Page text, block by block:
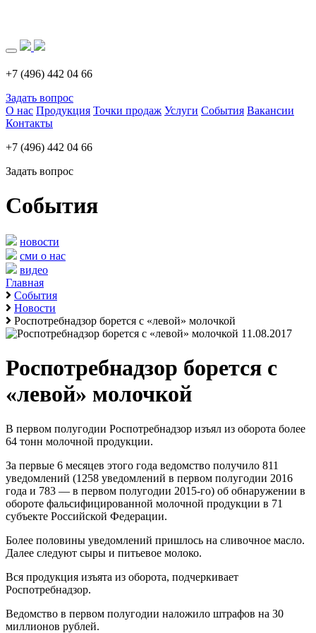
+7 (496) 442 04 66
Задать вопрос
О нас Продукция Точки продаж Услуги События Вакансии
Контакты
+7 (496) 442 04 66
Задать вопрос
События
новости
сми о нас
видео
Главная
События
Новости
Роспотребнадзор борется с «левой» молочкой
11.08.2017
Роспотребнадзор борется с
«левой» молочкой
В первом полугодии Роспотребнадзор изъял из оборота более
64 тонн молочной продукции.
За первые 6 месяцев этого года ведомство получило 811
уведомлений (1258 уведомлений в первом полугодии 2016
года и 783 — в первом полугодии 2015-го) об обнаружении в
обороте фальсифицированной молочной продукции в 71
субъекте Российской Федерации.
Более половины уведомлений пришлось на сливочное масло.
Далее следуют сыры и питьевое молоко.
Вся продукция изъята из оборота, подчеркивает
Роспотребнадзор.
Ведомство в первом полугодии наложило штрафов на 30
миллионов рублей.